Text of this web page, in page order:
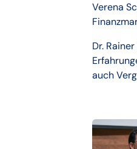
Verena
Dr.
auch